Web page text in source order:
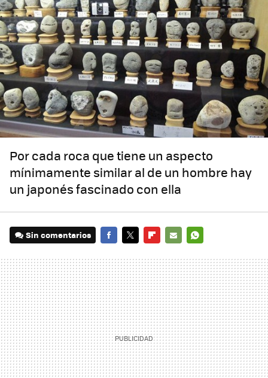
Por cada roca que tiene un aspecto
mínimamente similar al de un hombre hay
un japonés fascinado con ella
Sin comentarios
MAIL